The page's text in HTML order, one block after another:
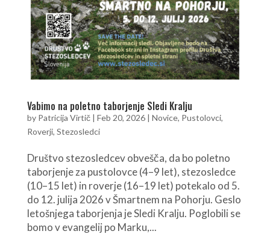
Vabimo na poletno taborjenje Sledi Kralju
by Patricija Virtič| Feb 20, 2026| Novice, Pustolovci,
Roverji, Stezosledci
Društvo stezosledcev obvešča, da bo poletno
taborjenje za pustolovce (4–9 let), stezosledce
(10–15 let) in roverje (16–19 let) potekalo od 5.
do 12. julija 2026 v Šmartnem na Pohorju. Geslo
letošnjega taborjenja je Sledi Kralju. Poglobili se
bomo v evangelij po Marku,...